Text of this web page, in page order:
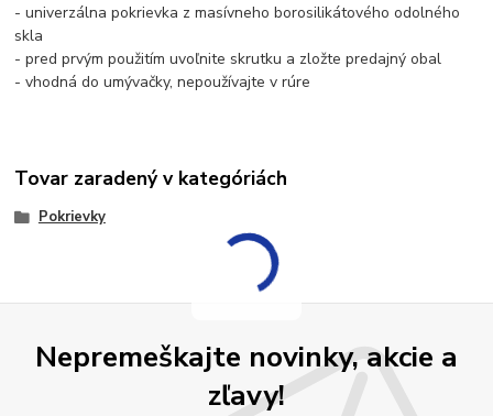
- univerzálna pokrievka z masívneho borosilikátového odolného
skla
- pred prvým použitím uvoľnite skrutku a zložte predajný obal
- vhodná do umývačky, nepoužívajte v rúre
Tovar zaradený v kategóriách
Pokrievky
Nepremeškajte novinky, akcie a
zľavy!